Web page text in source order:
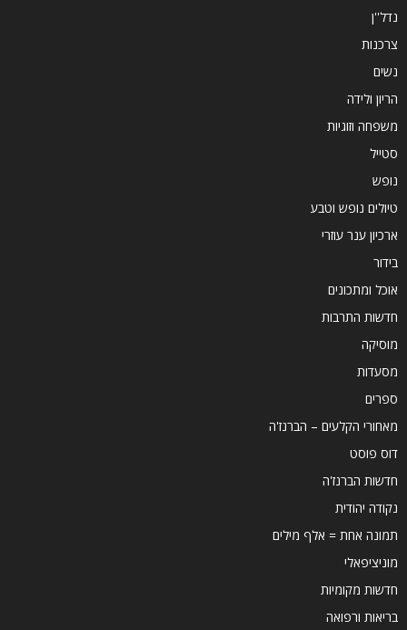
נדל''ן
צרכנות
נשים
הריון ולידה
משפחה וזוגיות
סטייל
נופש
טיולים נופש וטבע
ארכיון ענר עוזרי
בידור
אוכל ומתכונים
חדשות התרבות
מוסיקה
מסעדות
ספרים
מאחורי הקלעים – הברנז'ה
דוס פוסט
חדשות הברנז'ה
נקודה יהודית
תמונה אחת = אלף מילים
מוניציפאלי
חדשות מקומיות
בריאות ורפואה